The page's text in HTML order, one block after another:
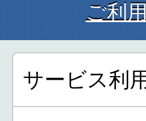
ご利
サービス利